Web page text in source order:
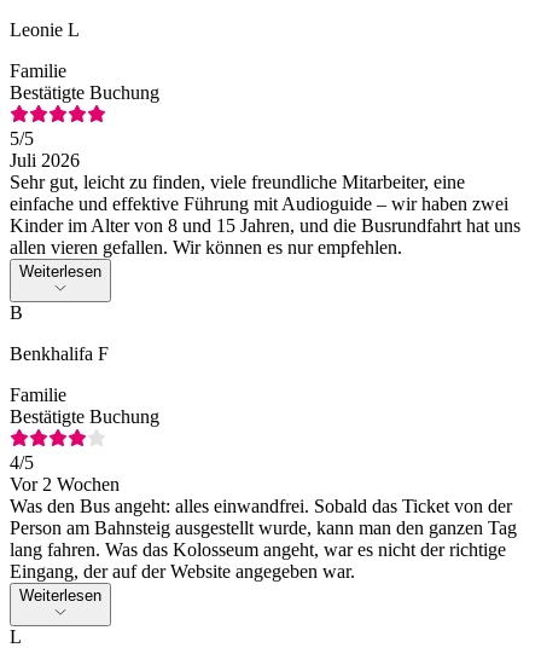
Leonie L
Familie
Bestätigte Buchung
5/5
Juli 2026
Sehr gut, leicht zu finden, viele freundliche Mitarbeiter, eine
einfache und effektive Führung mit Audioguide – wir haben zwei
Kinder im Alter von 8 und 15 Jahren, und die Busrundfahrt hat uns
allen vieren gefallen. Wir können es nur empfehlen.
Weiterlesen
B
Benkhalifa F
Familie
Bestätigte Buchung
4/5
Vor 2 Wochen
Was den Bus angeht: alles einwandfrei. Sobald das Ticket von der
Person am Bahnsteig ausgestellt wurde, kann man den ganzen Tag
lang fahren. Was das Kolosseum angeht, war es nicht der richtige
Eingang, der auf der Website angegeben war.
Weiterlesen
L